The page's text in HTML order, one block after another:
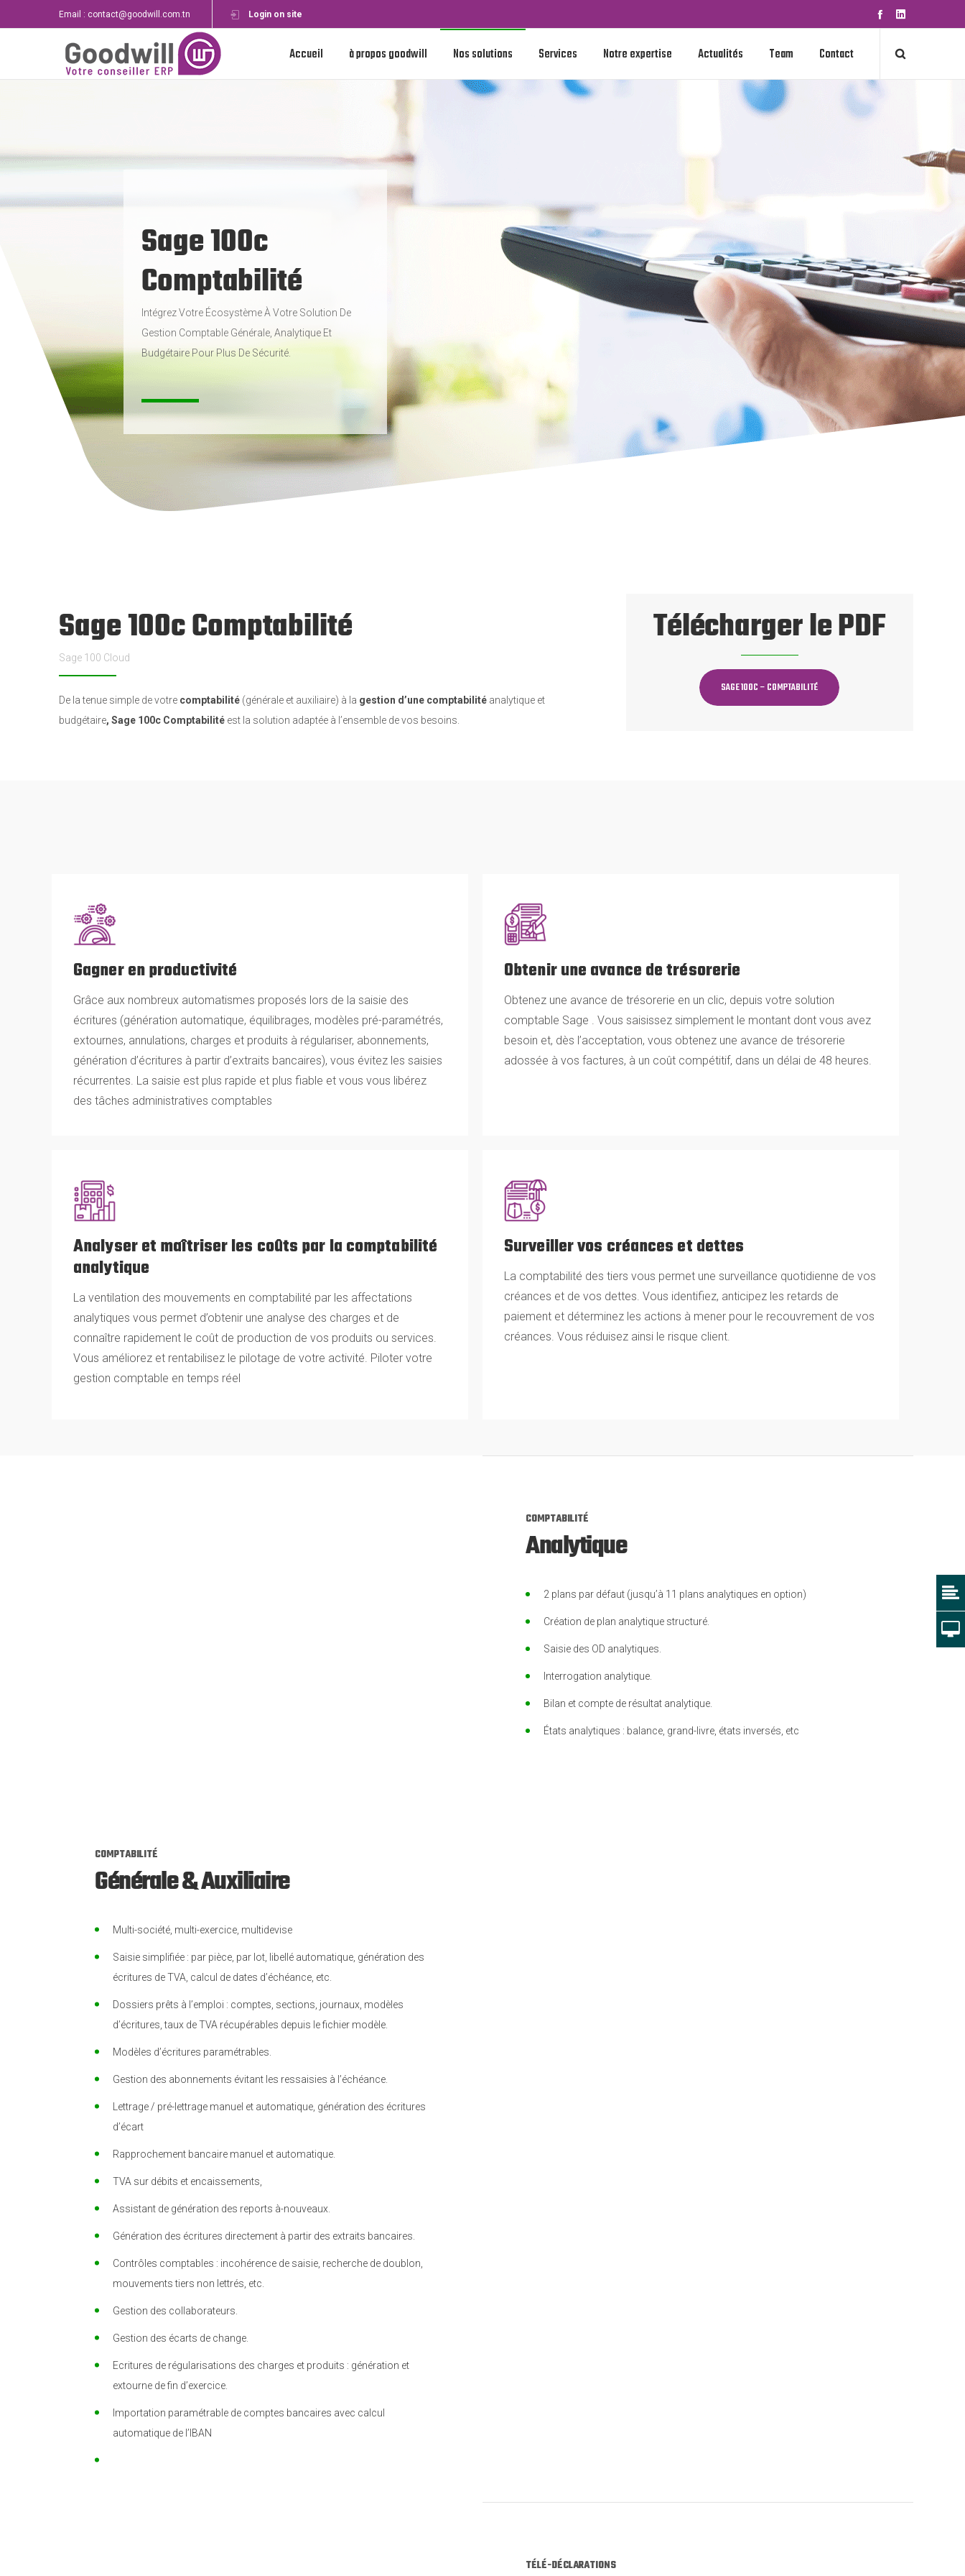
Email : contact@goodwill.com.tn Login on site
Accueil à propos goodwill Nos solutions Services Notre expertise Actualités Team Contact
Sage 100c
Comptabilité
Intégrez Votre Écosystème À Votre Solution De
Gestion Comptable Générale, Analytique Et
Budgétaire Pour Plus De Sécurité.
Sage 100c Comptabilité
Sage 100 Cloud
De la tenue simple de votre comptabilité (générale et auxiliaire) à la gestion d’une comptabilité analytique et
budgétaire, Sage 100c Comptabilité est la solution adaptée à l’ensemble de vos besoins.
Télécharger le PDF
SAGE 100C – COMPTABILITÉ
Gagner en productivité
Grâce aux nombreux automatismes proposés lors de la saisie des
écritures (génération automatique, équilibrages, modèles pré-paramétrés,
extournes, annulations, charges et produits à régulariser, abonnements,
génération d’écritures à partir d’extraits bancaires), vous évitez les saisies
récurrentes. La saisie est plus rapide et plus fiable et vous vous libérez
des tâches administratives comptables
Obtenir une avance de trésorerie
Obtenez une avance de trésorerie en un clic, depuis votre solution
comptable Sage . Vous saisissez simplement le montant dont vous avez
besoin et, dès l’acceptation, vous obtenez une avance de trésorerie
adossée à vos factures, à un coût compétitif, dans un délai de 48 heures.
Analyser et maîtriser les coûts par la comptabilité
analytique
La ventilation des mouvements en comptabilité par les affectations
analytiques vous permet d’obtenir une analyse des charges et de
connaître rapidement le coût de production de vos produits ou services.
Vous améliorez et rentabilisez le pilotage de votre activité. Piloter votre
gestion comptable en temps réel
Surveiller vos créances et dettes
La comptabilité des tiers vous permet une surveillance quotidienne de vos
créances et de vos dettes. Vous identifiez, anticipez les retards de
paiement et déterminez les actions à mener pour le recouvrement de vos
créances. Vous réduisez ainsi le risque client.
COMPTABILITÉ
Analytique
2 plans par défaut (jusqu’à 11 plans analytiques en option)
Création de plan analytique structuré.
Saisie des OD analytiques.
Interrogation analytique.
Bilan et compte de résultat analytique.
États analytiques : balance, grand-livre, états inversés, etc
COMPTABILITÉ
Générale & Auxiliaire
Multi-société, multi-exercice, multidevise
Saisie simplifiée : par pièce, par lot, libellé automatique, génération des
écritures de TVA, calcul de dates d’échéance, etc.
Dossiers prêts à l’emploi : comptes, sections, journaux, modèles
d’écritures, taux de TVA récupérables depuis le fichier modèle.
Modèles d’écritures paramétrables.
Gestion des abonnements évitant les ressaisies à l’échéance.
Lettrage / pré-lettrage manuel et automatique, génération des écritures
d’écart
Rapprochement bancaire manuel et automatique.
TVA sur débits et encaissements,
Assistant de génération des reports à-nouveaux.
Génération des écritures directement à partir des extraits bancaires.
Contrôles comptables : incohérence de saisie, recherche de doublon,
mouvements tiers non lettrés, etc.
Gestion des collaborateurs.
Gestion des écarts de change.
Ecritures de régularisations des charges et produits : génération et
extourne de fin d’exercice.
Importation paramétrable de comptes bancaires avec calcul
automatique de l’IBAN
TÉLÉ-DÉCLARATIONS